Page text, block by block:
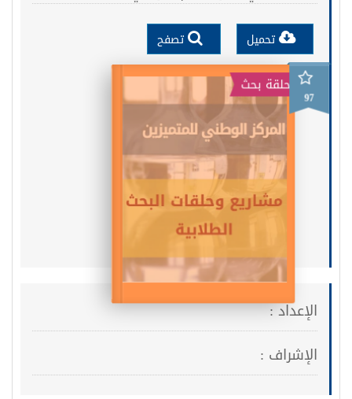
تحميل تصفح
حلقة بحث
97
الإعداد :
الإشراف :